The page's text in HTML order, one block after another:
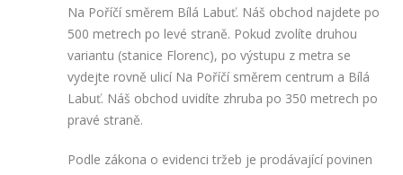
Na Poříčí směrem Bílá Labuť. Náš obchod najdete po
500 metrech po levé straně. Pokud zvolíte druhou
variantu (stanice Florenc), po výstupu z metra se
vydejte rovně ulicí Na Poříčí směrem centrum a Bílá
Labuť. Náš obchod uvidíte zhruba po 350 metrech po
pravé straně.
Podle zákona o evidenci tržeb je prodávající povinen